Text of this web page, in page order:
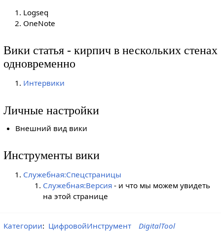
Logseq
OneNote
Вики статья - кирпич в нескольких стенах
одновременно
Интервики
Личные настройки
Внешний вид вики
Инструменты вики
Служебная:Спецстраницы
Служебная:Версия- и что мы можем увидеть
на этой странице
Категории: ЦифровойИнструмент DigitalTool